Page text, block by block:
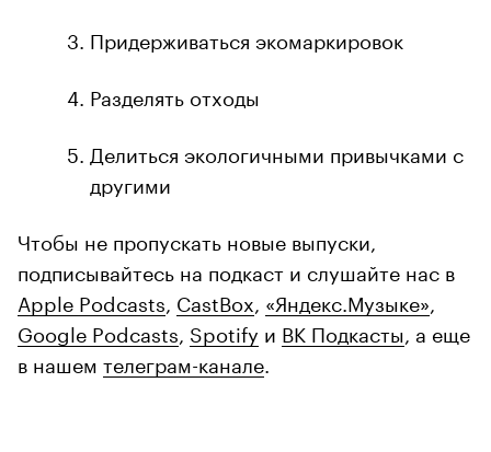
Придерживаться экомаркировок
Разделять отходы
Делиться экологичными привычками с
другими
Чтобы не пропускать новые выпуски,
подписывайтесь на подкаст и слушайте нас в
Apple Podcasts CastBox «Яндекс.Музыке»
Google Podcasts Spotify и ВК Подкасты , а еще
в нашем телеграм-канале